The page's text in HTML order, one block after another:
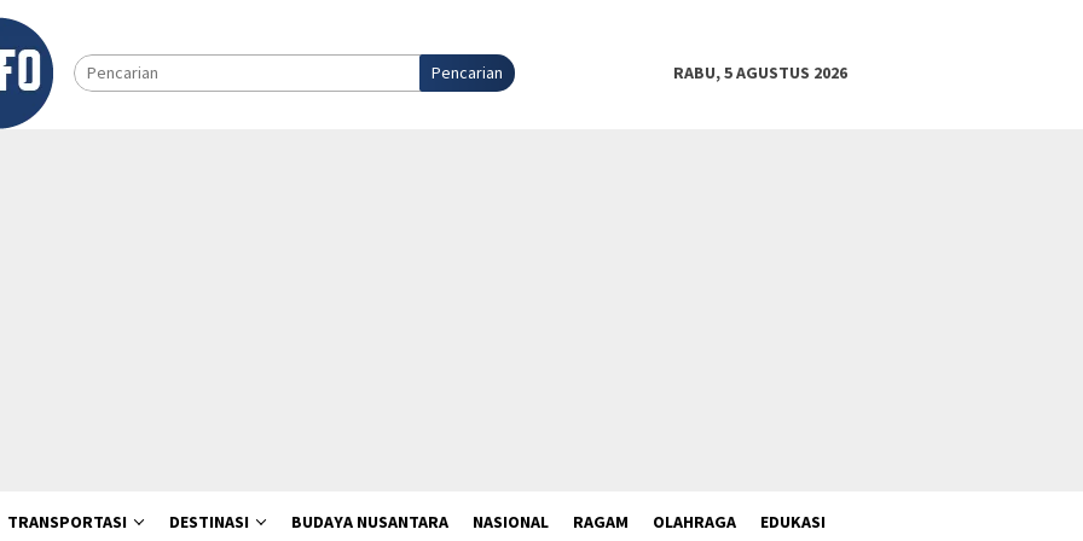
Pencarian RABU, 5 AGUSTUS 2026
TRANSPORTASI DESTINASI BUDAYA NUSANTARA NASIONAL RAGAM OLAHRAGA EDUKASI